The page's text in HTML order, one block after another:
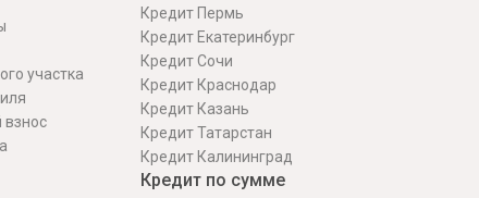
участка
взнос
Кредит Пермь
Кредит Екатеринбург
Кредит Сочи
Кредит Краснодар
Кредит Казань
Кредит Татарстан
Кредит Калининград
Кредит по сумме